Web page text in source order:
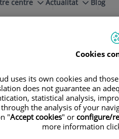
centre Actualitat Blog
teva pròxima cita
Cookies
uses its own cookies and
does not guarantee an
statistical analysis,
the analysis of your
"Accept cookies" or configure/
more information